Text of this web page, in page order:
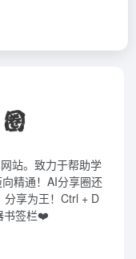
站。致力于帮助学
精通！AI分享圈还
享为王！Ctrl + D
书签栏❤️